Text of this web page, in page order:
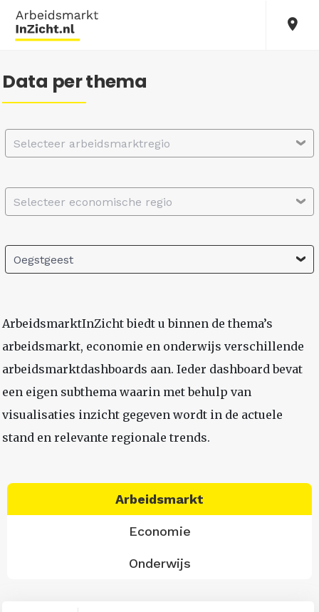
Data per thema
Selecteer arbeidsmarktregio
Selecteer economische regio
Oegstgeest
ArbeidsmarktInZicht biedt u binnen de thema’s
arbeidsmarkt, economie en onderwijs verschillende
arbeidsmarktdashboards aan. Ieder dashboard bevat
een eigen subthema waarin met behulp van
visualisaties inzicht gegeven wordt in de actuele
stand en relevante regionale trends.
Arbeidsmarkt
Economie
Onderwijs